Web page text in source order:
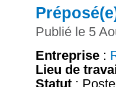
Publié le 5
Entreprise :
Lieu de
Statut :